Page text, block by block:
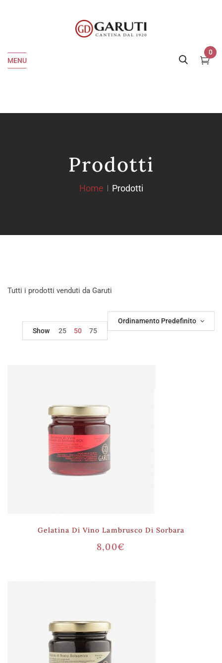
MENU
0
Prodotti
Home Prodotti
Tutti i prodotti venduti da Garuti
Ordinamento Predefinito
Show
25 50 75
Gelatina Di Vino Lambrusco Di Sorbara
8,00€